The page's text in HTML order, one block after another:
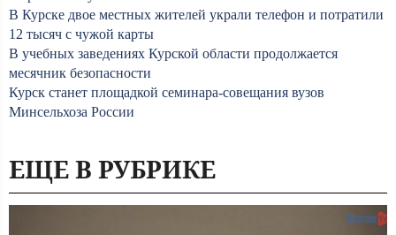
В Курске двое местных жителей украли телефон и потратили
12 тысяч с чужой карты
В учебных заведениях Курской области продолжается
месячник безопасности
Курск станет площадкой семинара-совещания вузов
Минсельхоза России
ЕЩЕ В РУБРИКЕ